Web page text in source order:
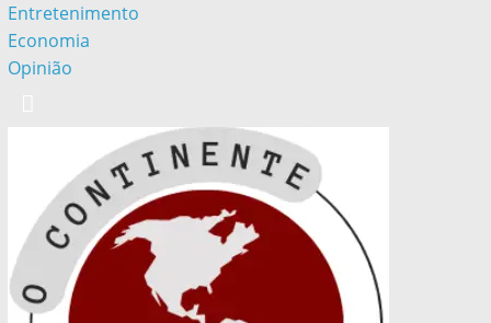
Entretenimento
Economia
Opinião